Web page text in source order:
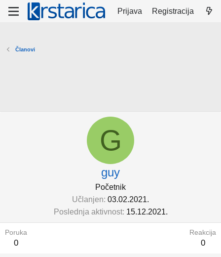
Prijava Registracija
Članovi
G
guy
Početnik
Učlanjen 03.02.2021.
Poslednja aktivnost 15.12.2021.
Poruka
0
Reakcija
0